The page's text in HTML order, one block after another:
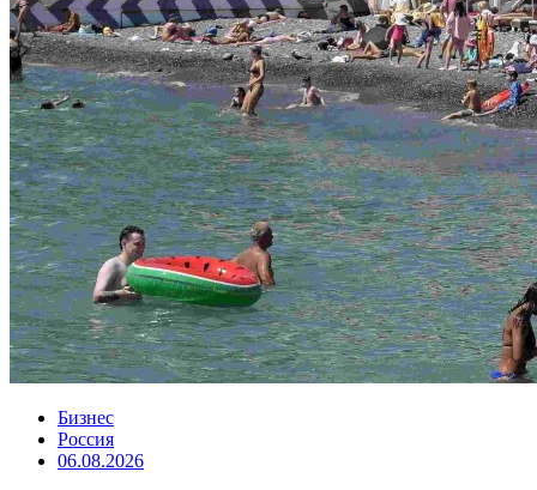
Бизнес
Россия
06.08.2026